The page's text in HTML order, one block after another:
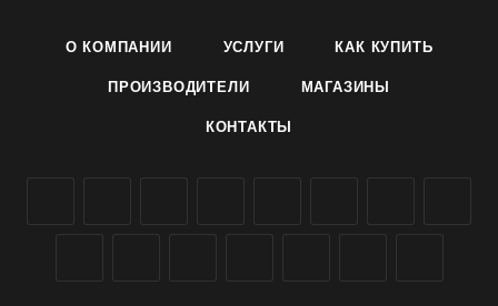
полимерной ленты длиной 65 см, пропитанная
Применение: Ошейник от блох и клещей Чистотел следует
О КОМПАНИИ УСЛУГИ КАК КУПИТЬ
ПРОИЗВОДИТЕЛИ МАГАЗИНЫ
КОНТАКТЫ